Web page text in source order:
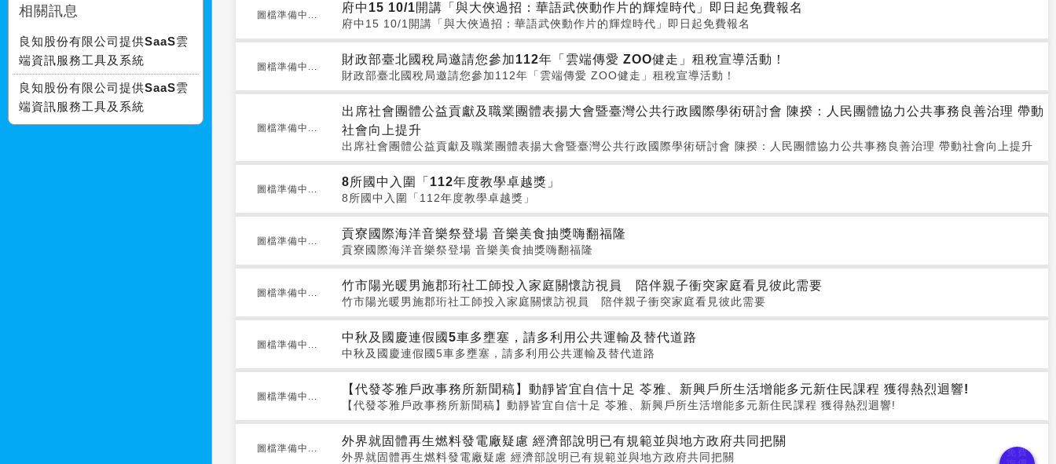
圖檔準備中...
府中15 10/1開講「與大俠過招：華語武俠動作片的輝煌時代」即日起免費報名
府中15 10/1開講「與大俠過招：華語武俠動作片的輝煌時代」即日起免費報名
圖檔準備中...
財政部臺北國稅局邀請您參加112年「雲端傳愛 ZOO健走」租稅宣導活動！
財政部臺北國稅局邀請您參加112年「雲端傳愛 ZOO健走」租稅宣導活動！
圖檔準備中...
出席社會團體公益貢獻及職業團體表揚大會暨臺灣公共行政國際學術研討會 陳揆：人民團體協力公共事務良善治理 帶動
社會向上提升
出席社會團體公益貢獻及職業團體表揚大會暨臺灣公共行政國際學術研討會 陳揆：人民團體協力公共事務良善治理 帶動社會向上提升
圖檔準備中...
8所國中入圍「112年度教學卓越獎」
8所國中入圍「112年度教學卓越獎」
圖檔準備中...
貢寮國際海洋音樂祭登場 音樂美食抽獎嗨翻福隆
貢寮國際海洋音樂祭登場 音樂美食抽獎嗨翻福隆
圖檔準備中...
竹市陽光暖男施郡珩社工師投入家庭關懷訪視員 陪伴親子衝突家庭看見彼此需要
竹市陽光暖男施郡珩社工師投入家庭關懷訪視員 陪伴親子衝突家庭看見彼此需要
圖檔準備中...
中秋及國慶連假國5車多壅塞，請多利用公共運輸及替代道路
中秋及國慶連假國5車多壅塞，請多利用公共運輸及替代道路
圖檔準備中...
【代發苓雅戶政事務所新聞稿】動靜皆宜自信十足 苓雅、新興戶所生活增能多元新住民課程 獲得熱烈迴響!
【代發苓雅戶政事務所新聞稿】動靜皆宜自信十足 苓雅、新興戶所生活增能多元新住民課程 獲得熱烈迴響!
圖檔準備中...
外界就固體再生燃料發電廠疑慮 經濟部說明已有規範並與地方政府共同把關
外界就固體再生燃料發電廠疑慮 經濟部說明已有規範並與地方政府共同把關
相關訊息
良知股份有限公司提供SaaS雲
端資訊服務工具及系統
良知股份有限公司提供SaaS雲
端資訊服務工具及系統